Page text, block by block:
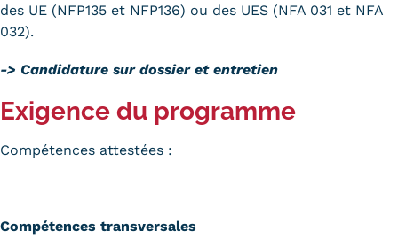
des UE (NFP135 et NFP136) ou des UES (NFA 031 et NFA
032).
-> Candidature sur dossier et entretien
Exigence du programme
Compétences attestées :
Compétences transversales